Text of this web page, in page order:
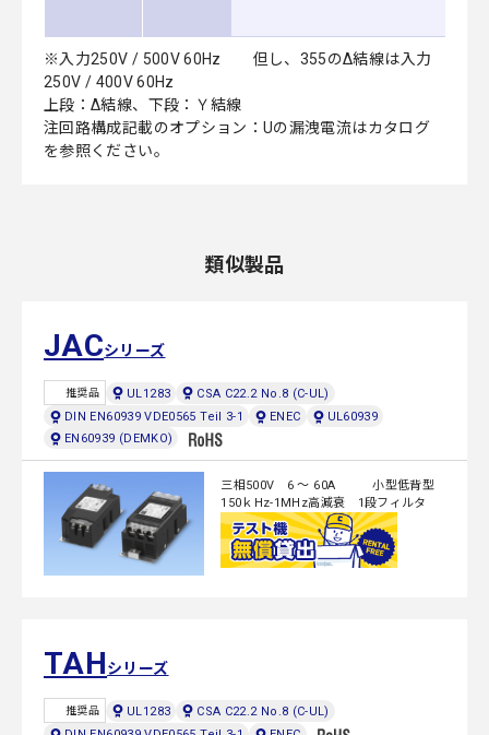
※入力250V / 500V 60Hz 但し、355のΔ結線は入力
250V / 400V 60Hz
上段：Δ結線、下段：Ｙ結線
注回路構成記載のオプション：Uの漏洩電流はカタログ
を参照ください。
類似製品
JACシリーズ
推奨品 UL1283
CSA C22.2 No.8 (C-UL)
DIN EN60939 VDE0565 Teil 3-1
ENEC
UL60939
EN60939 (DEMKO)
三相500V 6 ～ 60A 小型低背型
150ｋHz-1MHz高減衰 1段フィルタ
TAHシリーズ
推奨品 UL1283
CSA C22.2 No.8 (C-UL)